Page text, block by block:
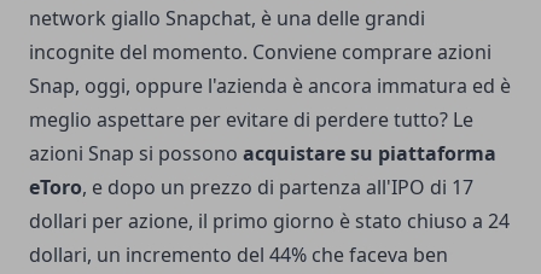
network giallo Snapchat, è una delle grandi
incognite del momento. Conviene comprare azioni
Snap, oggi, oppure l'azienda è ancora immatura ed è
meglio aspettare per evitare di perdere tutto? Le
azioni Snap si possono acquistare su piattaforma
eToro, e dopo un prezzo di partenza all'IPO di 17
dollari per azione, il primo giorno è stato chiuso a 24
dollari, un incremento del 44% che faceva ben